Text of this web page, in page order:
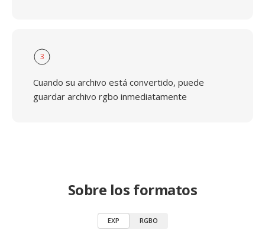
3
Cuando su archivo está convertido, puede
guardar archivo rgbo inmediatamente
Sobre los formatos
EXP RGBO